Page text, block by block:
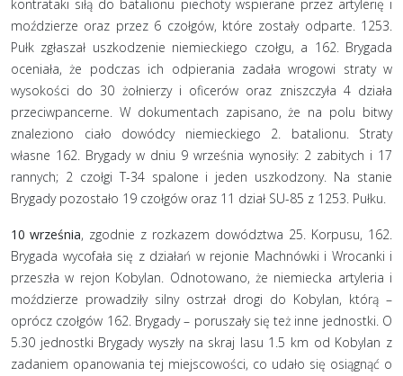
kontrataki siłą do batalionu piechoty wspierane przez artylerię i
moździerze oraz przez 6 czołgów, które zostały odparte. 1253.
Pułk zgłaszał uszkodzenie niemieckiego czołgu, a 162. Brygada
oceniała, że podczas ich odpierania zadała wrogowi straty w
wysokości do 30 żołnierzy i oficerów oraz zniszczyła 4 działa
przeciwpancerne. W dokumentach zapisano, że na polu bitwy
znaleziono ciało dowódcy niemieckiego 2. batalionu. Straty
własne 162. Brygady w dniu 9 września wynosiły: 2 zabitych i 17
rannych; 2 czołgi T-34 spalone i jeden uszkodzony. Na stanie
Brygady pozostało 19 czołgów oraz 11 dział SU-85 z 1253. Pułku.
10 września, zgodnie z rozkazem dowództwa 25. Korpusu, 162.
Brygada wycofała się z działań w rejonie Machnówki i Wrocanki i
przeszła w rejon Kobylan. Odnotowano, że niemiecka artyleria i
moździerze prowadziły silny ostrzał drogi do Kobylan, którą –
oprócz czołgów 162. Brygady – poruszały się też inne jednostki. O
5.30 jednostki Brygady wyszły na skraj lasu 1.5 km od Kobylan z
zadaniem opanowania tej miejscowości, co udało się osiągnąć o